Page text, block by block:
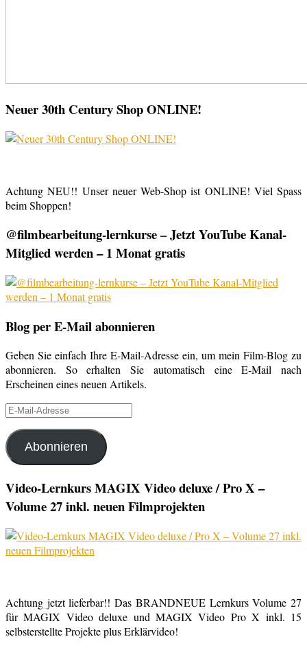
Neuer 30th Century Shop ONLINE!
Achtung NEU!! Unser neuer Web-Shop ist ONLINE! Viel Spass
beim Shoppen!
@filmbearbeitung-lernkurse – Jetzt YouTube Kanal-
Mitglied werden – 1 Monat gratis
Blog per E-Mail abonnieren
Geben Sie einfach Ihre E-Mail-Adresse ein, um mein Film-Blog zu
abonnieren. So erhalten Sie automatisch eine E-Mail nach
Erscheinen eines neuen Artikels.
E-
Adresse
Abonnieren
Video-Lernkurs MAGIX Video deluxe / Pro X –
Volume 27 inkl. neuen Filmprojekten
Achtung jetzt lieferbar!! Das BRANDNEUE Lernkurs Volume 27
für MAGIX Video deluxe und MAGIX Video Pro X inkl. 15
selbsterstellte Projekte plus Erklärvideo!